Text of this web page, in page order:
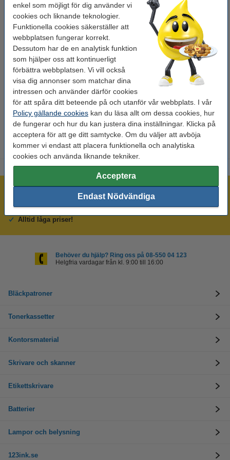
enkel som möjligt för dig använder vi
cookies och liknande teknologier.
Funktionella cookies säkerställer att
webbplatsen fungerar korrekt.
Dessutom har de en analytisk funktion
som hjälper oss att kontinuerligt
förbättra webbplatsen. Vi vill också
visa dig annonser som matchar dina
intressen och använder därför cookies
för att spåra ditt beteende på och utanför vår webbplats. I vår
Policy gällande cookies kan du läsa allt om dessa cookies, hur
de fungerar och hur du kan justera dina inställningar. Klicka på
acceptera för att ge ditt samtycke. Om du väljer att avböja
kommer vi endast att placera funktionella och analytiska
cookies och använda liknande tekniker.
Acceptera
Endast Nödvändiga
tonerkassett
Sort: hög kapacitet
Varumärke: 123ink
EAN: 8718237006543
Vårt artikelnr: 071365
Tips
Vi råder er att beställa denna produkt istället för originalprodukten!
Beställ innan 16:00 så skickar vi idag!
Alltid låga priser!
Behöver du hjälp? Ring oss på 08-550 04 123
Helgfria vardagar från kl. 9:00 till 16:00
Bläckpatroner
Tonerkassetter
Kontorsmaterial
Skrivare och skanner
Etikettskrivare
Batterier
Lampor och belysning
123ink.se